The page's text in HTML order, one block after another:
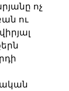
ոչ
ու